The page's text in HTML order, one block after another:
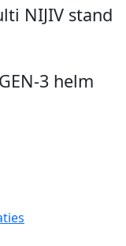
NIJIV stand
3 helm